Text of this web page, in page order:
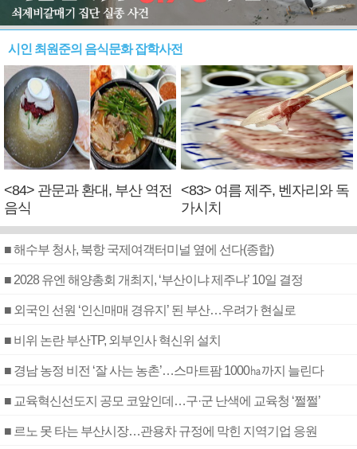
시인 최원준의 음식문화 잡학사전
<84> 관문과 환대, 부산 역전
음식
<83> 여름 제주, 벤자리와 독
가시치
■ 해수부 청사, 북항 국제여객터미널 옆에 선다(종합)
■ 2028 유엔 해양총회 개최지, ‘부산이냐 제주냐’ 10일 결정
■ 외국인 선원 ‘인신매매 경유지’ 된 부산…우려가 현실로
■ 비위 논란 부산TP, 외부인사 혁신위 설치
■ 경남 농정 비전 ‘잘 사는 농촌’…스마트팜 1000㏊까지 늘린다
■ 교육혁신선도지 공모 코앞인데…구·군 난색에 교육청 ‘쩔쩔’
■ 르노 못 타는 부산시장…관용차 규정에 막힌 지역기업 응원